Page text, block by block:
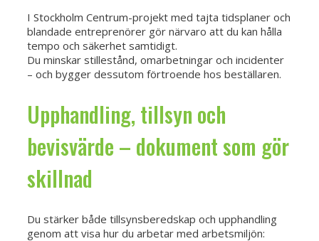
I Stockholm Centrum-projekt med tajta tidsplaner och
blandade entreprenörer gör närvaro att du kan hålla
tempo och säkerhet samtidigt.
Du minskar stillestånd, omarbetningar och incidenter
– och bygger dessutom förtroende hos beställaren.
Upphandling, tillsyn och
bevisvärde – dokument som gör
skillnad
Du stärker både tillsynsberedskap och upphandling
genom att visa hur du arbetar med arbetsmiljön: